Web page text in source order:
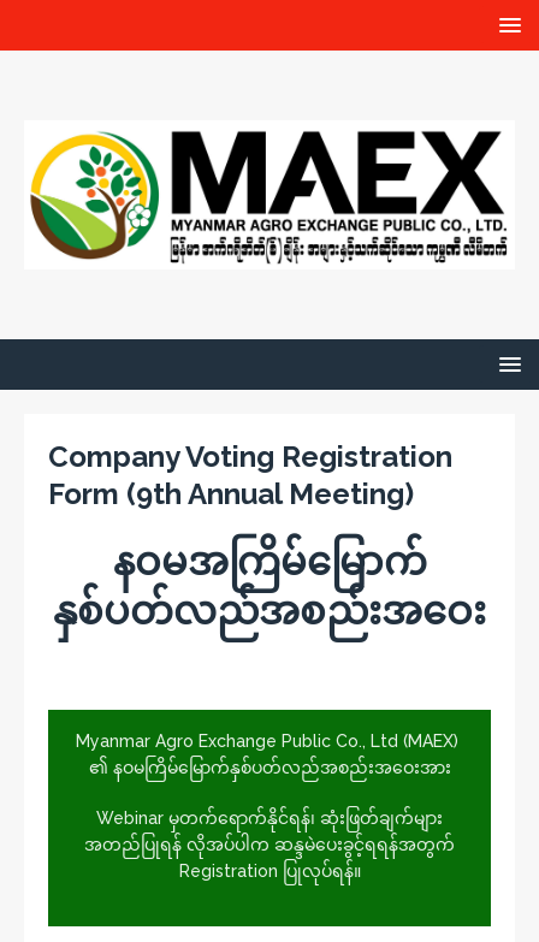
Company Voting Registration
Form (9th Annual Meeting)
နဝမအကြိမ်မြောက်
နှစ်ပတ်လည်အစည်းအ‌ဝေး
Myanmar Agro Exchange Public Co., Ltd (MAEX)
၏ နဝမကြိမ်မြောက်နှစ်ပတ်လည်အစည်းအဝေးအား
Webinar မှတက်ရောက်နိုင်ရန်၊ ဆုံးဖြတ်ချက်များ
အတည်ပြုရန် လိုအပ်ပါက ဆန္ဒမဲပေးခွင့်ရရန်အတွက်
Registration ပြုလုပ်ရန်။